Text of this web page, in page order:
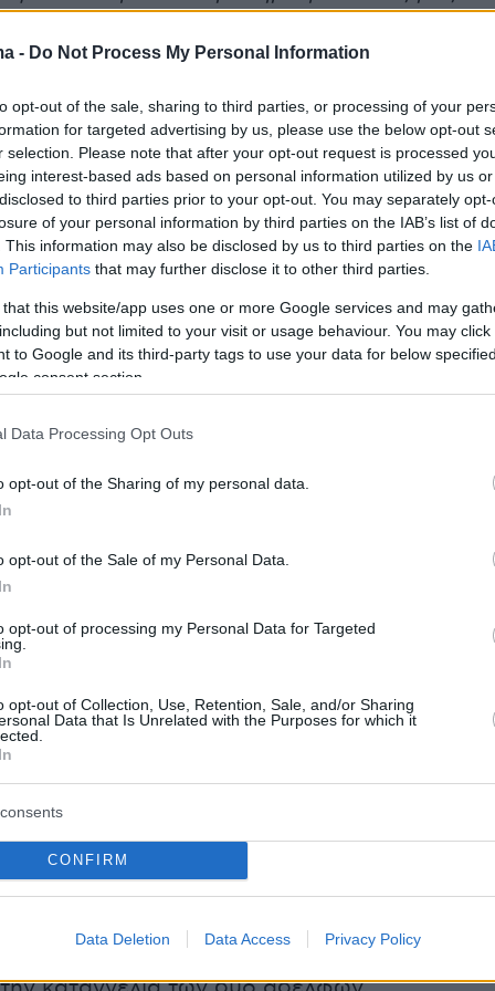
- Do Not Process My Personal Information
opt-out of the sale, sharing to third parties, or processing of your
for targeted advertising by us, please use the below opt-out
selection. Please note that after your opt-out request is processed
interest-based ads based on personal information utilized by us
to third parties prior to your opt-out. You may separately
of your personal information by third parties on the IAB’s list of
This information may also be disclosed by us to third parties on the
Participants that may further disclose it to other third parties.
that this website/app uses one or more Google services and may
but not limited to your visit or usage behaviour. You may
to Google and its third-party tags to use your data for below
consent section.
Data Processing Opt Outs
opt-out of the Sharing of my personal data.
opt-out of the Sale of my Personal Data.
opt-out of processing my Personal Data for Targeted
opt-out of Collection, Use, Retention, Sale, and/or Sharing
Data that Is Unrelated with the Purposes for which it
CONFIRM
Data Deletion Data Access Privacy Policy
Να προβληματιστούμε πού φταίμε,
, δήλωσε ο Αρχιεπίσκοπος μετά την
χθες της Διαρκούς Ιεράς Συνόδου.Και
πράγμα η συγχώρεσις, άλλο πράγμα η
όπλο;»
αυτό ανέδειξε την αδήριτη ανάγκη για
μηχανισμού προστασίας των χώρων της
μηχανισμούς ανίχνευσης για τα πρόσωπα
όπλο τι θα γινόταν» είναι το ερώτημα που
παράγοντες.
2 αδελφές
κοινωνία του Αγρινίου έχει προκαλέσει
σύλληψης ιερέα για φωτογραφίες με παιδικό
υλικό. Τον 49χρονο παπά από την περιοχή
κατήγγειλαν χθες στην Αστυνομία δύο
πως ο 49χρονος ιερέας το 2007 είχε
πράξη με την 27χρονη, όταν εκείνη
ενώ η αδερφή της ανέφερε ότι και εκείνη
σεξουαλική παρενόχληση από τον
ιερέα